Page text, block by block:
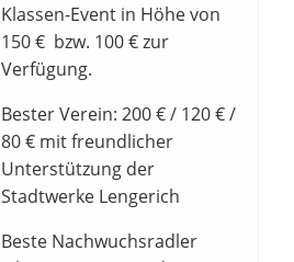
Klassen-Event in Höhe von
150 € bzw. 100 € zur
Verfügung.
Bester Verein: 200 € / 120 € /
80 € mit freundlicher
Unterstützung der
Stadtwerke Lengerich
Beste Nachwuchsradler